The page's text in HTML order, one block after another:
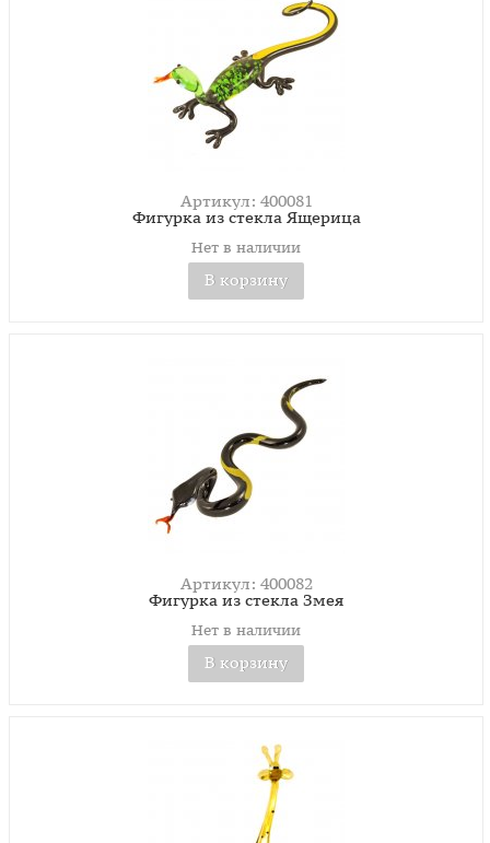
Артикул: 400081
Фигурка из стекла Ящерица
Нет в наличии
В корзину
Артикул: 400082
Фигурка из стекла Змея
Нет в наличии
В корзину